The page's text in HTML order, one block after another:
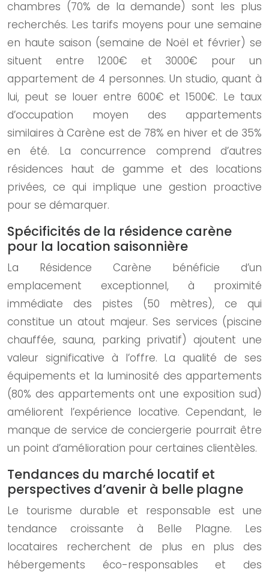
chambres (70% de la demande) sont les plus
recherchés. Les tarifs moyens pour une semaine
en haute saison (semaine de Noël et février) se
situent entre 1200€ et 3000€ pour un
appartement de 4 personnes. Un studio, quant à
lui, peut se louer entre 600€ et 1500€. Le taux
d’occupation moyen des appartements
similaires à Carène est de 78% en hiver et de 35%
en été. La concurrence comprend d’autres
résidences haut de gamme et des locations
privées, ce qui implique une gestion proactive
pour se démarquer.
Spécificités de la résidence carène
pour la location saisonnière
La Résidence Carène bénéficie d’un
emplacement exceptionnel, à proximité
immédiate des pistes (50 mètres), ce qui
constitue un atout majeur. Ses services (piscine
chauffée, sauna, parking privatif) ajoutent une
valeur significative à l’offre. La qualité de ses
équipements et la luminosité des appartements
(80% des appartements ont une exposition sud)
améliorent l’expérience locative. Cependant, le
manque de service de conciergerie pourrait être
un point d’amélioration pour certaines clientèles.
Tendances du marché locatif et
perspectives d’avenir à belle plagne
Le tourisme durable et responsable est une
tendance croissante à Belle Plagne. Les
locataires recherchent de plus en plus des
hébergements éco-responsables et des